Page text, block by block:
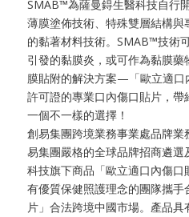
SMAB™為薩曼鍀生醫科技自行
薄膜塗佈技術、特殊雙層結構
的黏著材料技術。SMAB™技術
引發的黏膜炎，或可作為黏膜
膜貼附的解決方案—「歐立適口
許可證的專業口內傷口貼片，
一個不一樣的選擇！
創易集團跨境業務事業處品牌
易集團嚴格的全球品牌招商遴
科技旗下商品「歐立適口內傷
有優質保健照護理念的團隊攜
片」合法跨境中國市場。產品